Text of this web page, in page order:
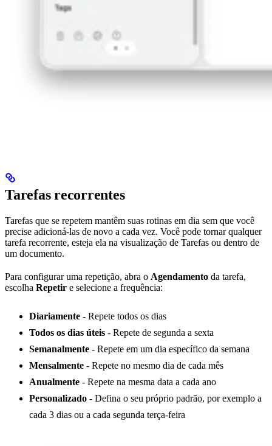
Tarefas recorrentes
Tarefas que se repetem mantêm suas rotinas em dia sem que você
precise adicioná-las de novo a cada vez. Você pode tornar qualquer
tarefa recorrente, esteja ela na visualização de Tarefas ou dentro de
um documento.
Para configurar uma repetição, abra o Agendamento da tarefa,
escolha Repetir e selecione a frequência:
Diariamente - Repete todos os dias
Todos os dias úteis - Repete de segunda a sexta
Semanalmente - Repete em um dia específico da semana
Mensalmente - Repete no mesmo dia de cada mês
Anualmente - Repete na mesma data a cada ano
Personalizado - Defina o seu próprio padrão, por exemplo a
cada 3 dias ou a cada segunda terça-feira